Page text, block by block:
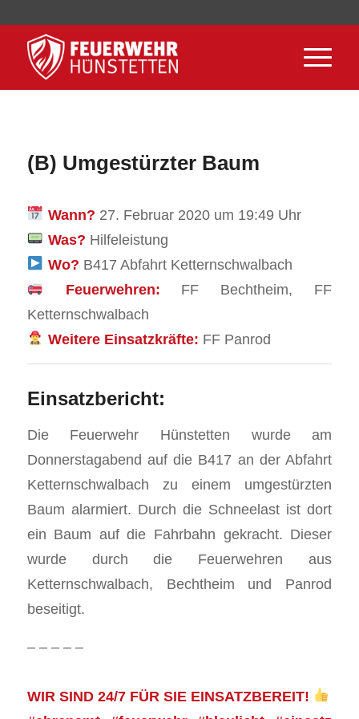
(B) Umgestürzter Baum
Wann? 27. Februar 2020 um 19:49 Uhr
Was? Hilfeleistung
Wo? B417 Abfahrt Ketternschwalbach
Feuerwehren: FF Bechtheim, FF
Ketternschwalbach
Weitere Einsatzkräfte: FF Panrod
Einsatzbericht:
Die Feuerwehr Hünstetten wurde am
Donnerstagabend auf die B417 an der Abfahrt
Ketternschwalbach zu einem umgestürzten
Baum alarmiert. Durch die Schneelast ist dort
ein Baum auf die Fahrbahn gekracht. Dieser
wurde durch die Feuerwehren aus
Ketternschwalbach, Bechtheim und Panrod
beseitigt.
– – – – –
WIR SIND 24/7 FÜR SIE EINSATZBEREIT!